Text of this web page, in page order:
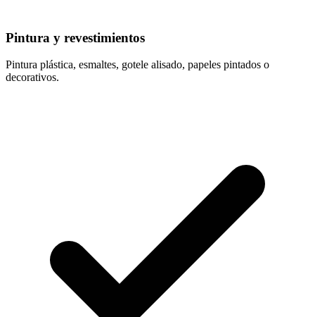
Pintura y revestimientos
Pintura plástica, esmaltes, gotele alisado, papeles pintados o
decorativos.